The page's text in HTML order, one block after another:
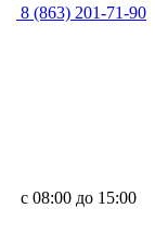
8 (863) 201-71-90
c 08:00 до 15:00